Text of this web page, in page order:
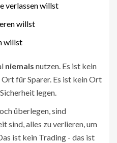
verlassen willst
willst
willst
niemals nutzen. Es ist kein
für Sparer. Es ist kein Ort
legen.
überlegen, sind
sind, alles zu verlieren, um
ist kein Trading - das ist